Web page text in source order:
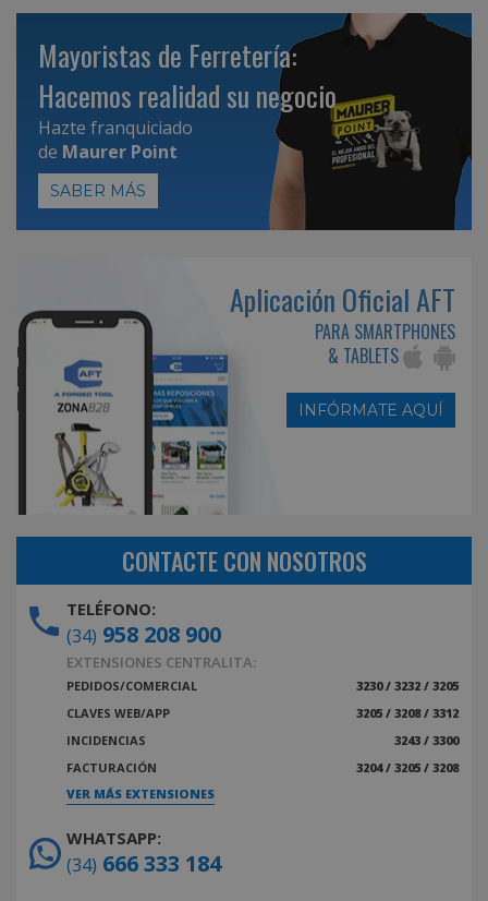
Mayoristas de Ferretería:
Hacemos realidad su negocio
Hazte franquiciado
de Maurer Point
SABER MÁS
Aplicación Oficial AFT
PARA SMARTPHONES
& TABLETS
INFÓRMATE AQUÍ
CONTACTE CON NOSOTROS
TELÉFONO:
(34) 958 208 900
EXTENSIONES CENTRALITA:
PEDIDOS/COMERCIAL
3230 / 3232 / 3205
CLAVES WEB/APP
3205 / 3208 / 3312
INCIDENCIAS
3243 / 3300
FACTURACIÓN
3204 / 3205 / 3208
VER MÁS EXTENSIONES
WHATSAPP:
(34) 666 333 184